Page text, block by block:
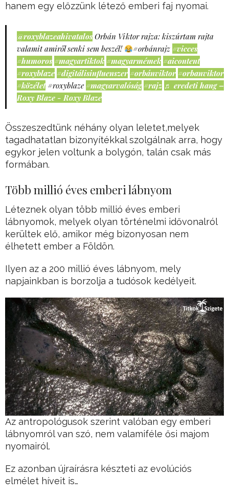
hanem egy előzzünk létező emberi faj nyomai.
@roxyblazeahivatalos Orbán Viktor rajza: kiszúrtam rajta
valamit amiről senki sem beszél!
#orbánrajz #vicces
#humoros #magyartiktok #magyarmémek #aicontent
#roxyblaze #digitálisinfluenszer #orbánviktor #orbanviktor
#közélet #roxyblaze #magyarvalóság #rajz ♬ eredeti hang –
Roxy Blaze - Roxy Blaze
Összeszedtünk néhány olyan leletet,melyek
tagadhatatlan bizonyítékkal szolgálnak arra, hogy
egykor jelen voltunk a bolygón, talán csak más
formában.
Több millió éves emberi lábnyom
Léteznek olyan több millió éves emberi
lábnyomok, melyek olyan történelmi idővonalról
kerültek elő, amikor még bizonyosan nem
élhetett ember a Földön.
Ilyen az a 200 millió éves lábnyom, mely
napjainkban is borzolja a tudósok kedélyeit.
Az antropológusok szerint valóban egy emberi
lábnyomról van szó, nem valamiféle ősi majom
nyomairól.
Ez azonban újraírásra készteti az evolúciós
elmélet híveit is…